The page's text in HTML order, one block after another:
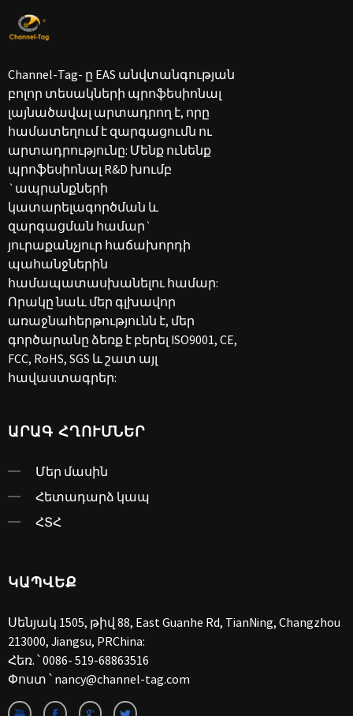
Channel-Tag- ը EAS անվտանգության
բոլոր տեսակների պրոֆեսիոնալ
լայնածավալ արտադրող է, որը
համատեղում է զարգացումն ու
արտադրությունը: Մենք ունենք
պրոֆեսիոնալ R&D խումբ
`ապրանքների
կատարելագործման և
զարգացման համար`
յուրաքանչյուր հաճախորդի
պահանջներին
համապատասխանելու համար:
Որակը նաև մեր գլխավոր
առաջնահերթությունն է, մեր
գործարանը ձեռք է բերել ISO9001, CE,
FCC, RoHS, SGS և շատ այլ
հավաստագրեր:
ԱՐԱԳ ՀՂՈՒՄՆԵՐ
Մեր մասին
Հետադարձ կապ
ՀՏՀ
ԿԱՊՎԵՔ
Սենյակ 1505, թիվ 88, East Guanhe Rd, TianNing, Changzhou
213000, Jiangsu, PRChina:
Հեռ. ՝0086- 519-68863516
Փոստ ՝ nancy@channel-tag.com